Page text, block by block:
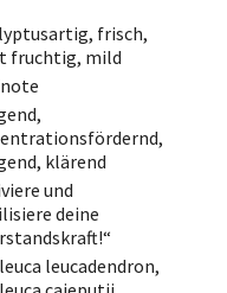
frisch,
fruchtig, mild
klärend
und
deine
leucadendron,